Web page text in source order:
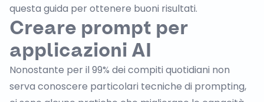
questa guida per ottenere buoni risultati.
Creare prompt per
applicazioni AI
Nonostante per il 99% dei compiti quotidiani non
serva conoscere particolari tecniche di prompting,